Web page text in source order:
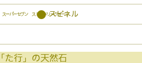
ストロベリークォーツ
スーパーセブン ● スピネル
「た行」の天然石